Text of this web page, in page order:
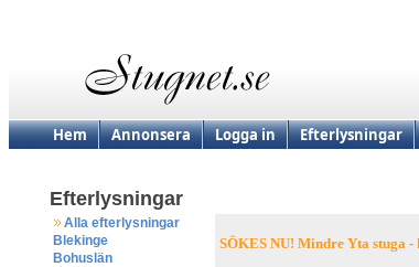
Hem Annonsera Logga in Efterlysningar
Efterlysningar
Alla efterlysningar
Blekinge
Bohuslän
SÖKES NU! Mindre Yta stuga -